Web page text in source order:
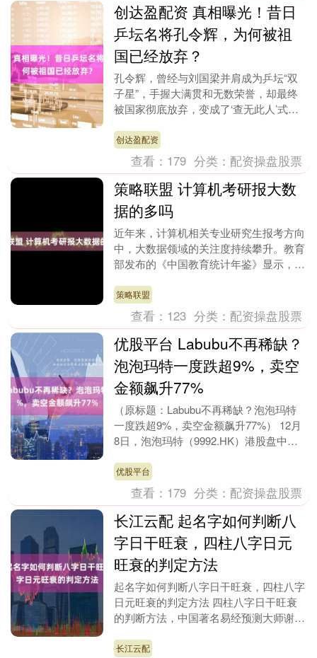
创达盈配资 真相曝光！昔日
乒坛名将孔令辉，为何被祖
国已经放弃？
孔令辉，曾经与刘国梁并肩成为乒坛“双
子星”，手握大满贯和无数荣誉，却最终
被国家彻底放弃，变成了‘查无此人’式的
小时候的孔令....
创达盈配资
查看： 179 分类： 配资操盘股票
策略联盟 计算机考研报大数
据的多吗
近年来，计算机相关专业研究生报考方向
中，大数据领域的关注度持续攀升。教育
部发布的《中国教育统计年鉴》显示，
术"专业报....
策略联盟
查看： 123 分类： 配资操盘股票
优股平台 Labubu不再稀缺？
泡泡玛特一度跌超9%，卖空
金额飙升77%
（原标题：Labubu不再稀缺？泡泡玛特
一度跌超9%，卖空金额飙升77%） 12月
8日，泡泡玛特（9992.HK）港股盘中股
盘，....
优股平台
查看： 179 分类： 配资操盘股票
长江云配 起名字如何判断八
字日干旺衰，四柱八字日元
旺衰的判定方法
起名字如何判断八字日干旺衰，四柱八字
日元旺衰的判定方法 四柱八字日干旺衰
的判断方法，中国著名易经预测大师谢咏
法,谢咏老师太难....
长江云配